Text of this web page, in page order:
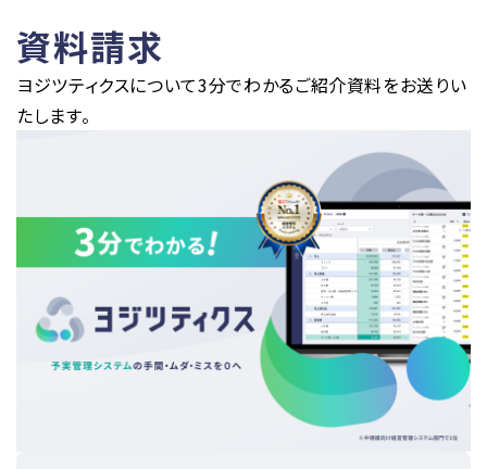
資料請求
ヨジツティクスについて3分でわかるご紹介資料をお送りい
たします。